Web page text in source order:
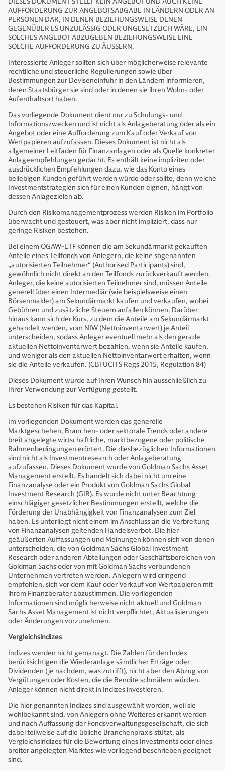
AUFFORDERUNG ZUR ANGEBOTSABGABE IN LÄNDERN ODER AN
PERSONEN DAR, IN DENEN BEZIEHUNGSWEISE DENEN
GEGENÜBER ES UNZULÄSSIG ODER UNGESETZLICH WÄRE, EIN
SOLCHES ANGEBOT ABZUGEBEN BEZIEHUNGSWEISE EINE
SOLCHE AUFFORDERUNG ZU ÄUSSERN.
Interessierte Anleger sollten sich über möglicherweise relevante
rechtliche und steuerliche Regulierungen sowie über
Bestimmungen zur Deviseneinfuhr in den Ländern informieren,
deren Staatsbürger sie sind oder in denen sie ihren Wohn- oder
Aufenthaltsort haben.
Das vorliegende Dokument dient nur zu Schulungs- und
Informationszwecken und ist nicht als Anlageberatung oder als ein
Angebot oder eine Aufforderung zum Kauf oder Verkauf von
Wertpapieren aufzufassen. Dieses Dokument ist nicht als
allgemeiner Leitfaden für Finanzanlagen oder als Quelle konkreter
Anlageempfehlungen gedacht. Es enthält keine impliziten oder
ausdrücklichen Empfehlungen dazu, wie das Konto eines
beliebigen Kunden geführt werden würde oder sollte, denn welche
Investmentstrategien sich für einen Kunden eignen, hängt von
dessen Anlagezielen ab.
Durch den Risikomanagementprozess werden Risiken im Portfolio
überwacht und gesteuert, was aber nicht impliziert, dass nur
geringe Risiken bestehen.
Bei einem OGAW-ETF können die am Sekundärmarkt gekauften
Anteile eines Teilfonds von Anlegern, die keine sogenannten
„autorisierten Teilnehmer“ (Authorised Participants) sind,
gewöhnlich nicht direkt an den Teilfonds zurückverkauft werden.
Anleger, die keine autorisierten Teilnehmer sind, müssen Anteile
generell über einen Intermediär (wie beispielsweise einen
Börsenmakler) am Sekundärmarkt kaufen und verkaufen, wobei
Gebühren und zusätzliche Steuern anfallen können. Darüber
hinaus kann sich der Kurs, zu dem die Anteile am Sekundärmarkt
gehandelt werden, vom NIW (Nettoinventarwert) je Anteil
unterscheiden, sodass Anleger eventuell mehr als den gerade
aktuellen Nettoinventarwert bezahlen, wenn sie Anteile kaufen,
und weniger als den aktuellen Nettoinventarwert erhalten, wenn
sie die Anteile verkaufen. (CBI UCITS Regs 2015, Regulation 84)
Dieses Dokument wurde auf Ihren Wunsch hin ausschließlich zu
Ihrer Verwendung zur Verfügung gestellt.
Es bestehen Risiken für das Kapital.
Im vorliegenden Dokument werden das generelle
Marktgeschehen, Branchen- oder sektorale Trends oder andere
breit angelegte wirtschaftliche, marktbezogene oder politische
Rahmenbedingungen erörtert. Die diesbezüglichen Informationen
sind nicht als Investmentresearch oder Anlageberatung
aufzufassen. Dieses Dokument wurde von Goldman Sachs Asset
Management erstellt. Es handelt sich dabei nicht um eine
Finanzanalyse oder ein Produkt von Goldman Sachs Global
Investment Research (GIR). Es wurde nicht unter Beachtung
einschlägiger gesetzlicher Bestimmungen erstellt, welche die
Förderung der Unabhängigkeit von Finanzanalysen zum Ziel
haben. Es unterliegt nicht einem im Anschluss an die Verbreitung
von Finanzanalysen geltenden Handelsverbot. Die hier
geäußerten Auffassungen und Meinungen können sich von denen
unterscheiden, die von Goldman Sachs Global Investment
Research oder anderen Abteilungen oder Geschäftsbereichen von
Goldman Sachs oder von mit Goldman Sachs verbundenen
Unternehmen vertreten werden. Anlegern wird dringend
empfohlen, sich vor dem Kauf oder Verkauf von Wertpapieren mit
ihrem Finanzberater abzustimmen. Die vorliegenden
Informationen sind möglicherweise nicht aktuell und Goldman
Sachs Asset Management ist nicht verpflichtet, Aktualisierungen
oder Änderungen vorzunehmen.
Vergleichsindizes
Indizes werden nicht gemanagt. Die Zahlen für den Index
berücksichtigen die Wiederanlage sämtlicher Erträge oder
Dividenden (je nachdem, was zutrifft), nicht aber den Abzug von
Vergütungen oder Kosten, die die Rendite schmälern würden.
Anleger können nicht direkt in Indizes investieren.
Die hier genannten Indizes sind ausgewählt worden, weil sie
wohlbekannt sind, von Anlegern ohne Weiteres erkannt werden
und nach Auffassung der Fondsverwaltungsgesellschaft, die sich
dabei teilweise auf die übliche Branchenpraxis stützt, als
Vergleichsindizes für die Bewertung eines Investments oder eines
breiter angelegten Marktes wie vorliegend beschrieben geeignet
sind.